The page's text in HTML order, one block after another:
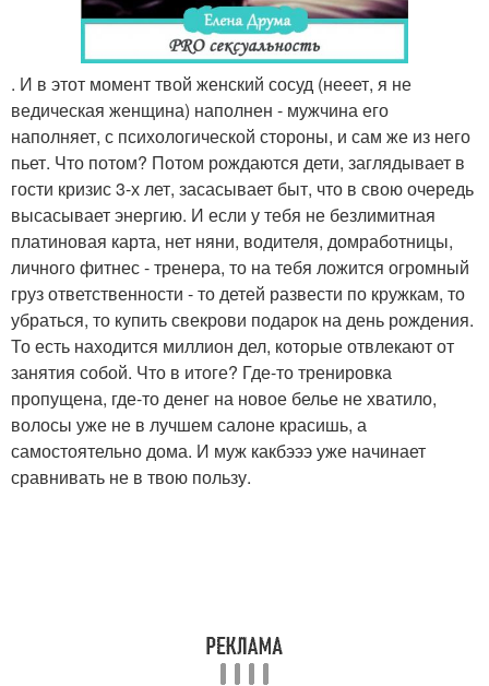
. И в этот момент твой женский сосуд (нееет, я не
ведическая женщина) наполнен - мужчина его
наполняет, с психологической стороны, и сам же из него
пьет. Что потом? Потом рождаются дети, заглядывает в
гости кризис 3-х лет, засасывает быт, что в свою очередь
высасывает энергию. И если у тебя не безлимитная
платиновая карта, нет няни, водителя, домработницы,
личного фитнес - тренера, то на тебя ложится огромный
груз ответственности - то детей развести по кружкам, то
убраться, то купить свекрови подарок на день рождения.
То есть находится миллион дел, которые отвлекают от
занятия собой. Что в итоге? Где-то тренировка
пропущена, где-то денег на новое белье не хватило,
волосы уже не в лучшем салоне красишь, а
самостоятельно дома. И муж какбэээ уже начинает
сравнивать не в твою пользу.